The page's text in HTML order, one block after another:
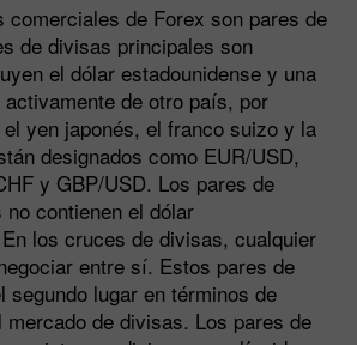
comerciales de Forex son pares de
de divisas principales son
el dólar estadounidense y una
de otro país, por
yen japonés, el franco suizo y la
designados como EUR/USD,
y GBP/USD. Los pares de
contienen el dólar
los cruces de divisas, cualquier
entre sí. Estos pares de
segundo lugar en términos de
mercado de divisas. Los pares de